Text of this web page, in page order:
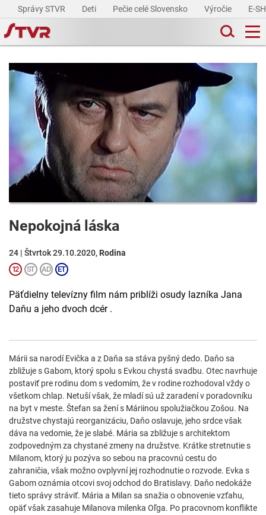
Správy STVR Deti Pečie celé Slovensko Výročie E-
Nepokojná láska
24 | Štvrtok 29.10.2020, Rodina
Päťdielny televízny film nám priblíži osudy lazníka Jana
Daňu a jeho dvoch dcér .
Márii sa narodí Evička a z Daňa sa stáva pyšný dedo. Daňo sa
zbližuje s Gabom, ktorý spolu s Evkou chystá svadbu. Otec navrhuje
postaviť pre rodinu dom s vedomím, že v rodine rozhodoval vždy o
všetkom chlap. Netuší však, že mladí sú už zaradení v poradovníku
na byt v meste. Štefan sa žení s Máriinou spolužiačkou Zošou. Na
družstve chystajú reorganizáciu, Daňo oslavuje, jeho srdce však
dáva na vedomie, že je slabé. Mária sa zbližuje s architektom
zodpovedným za chystané zmeny na družstve. Krátke stretnutie s
Milanom, ktorý ju pozýva so sebou na pracovnú cestu do
zahraničia, však možno ovplyvní jej rozhodnutie o rozvode. Evka s
Gabom oznámia otcovi svoj odchod do Bratislavy. Daňo nedokáže
tieto správy stráviť. Mária a Milan sa snažia o obnovenie vzťahu,
opäť však zasahuje Milanova milenka Oľga. Po pracovnom konflikte